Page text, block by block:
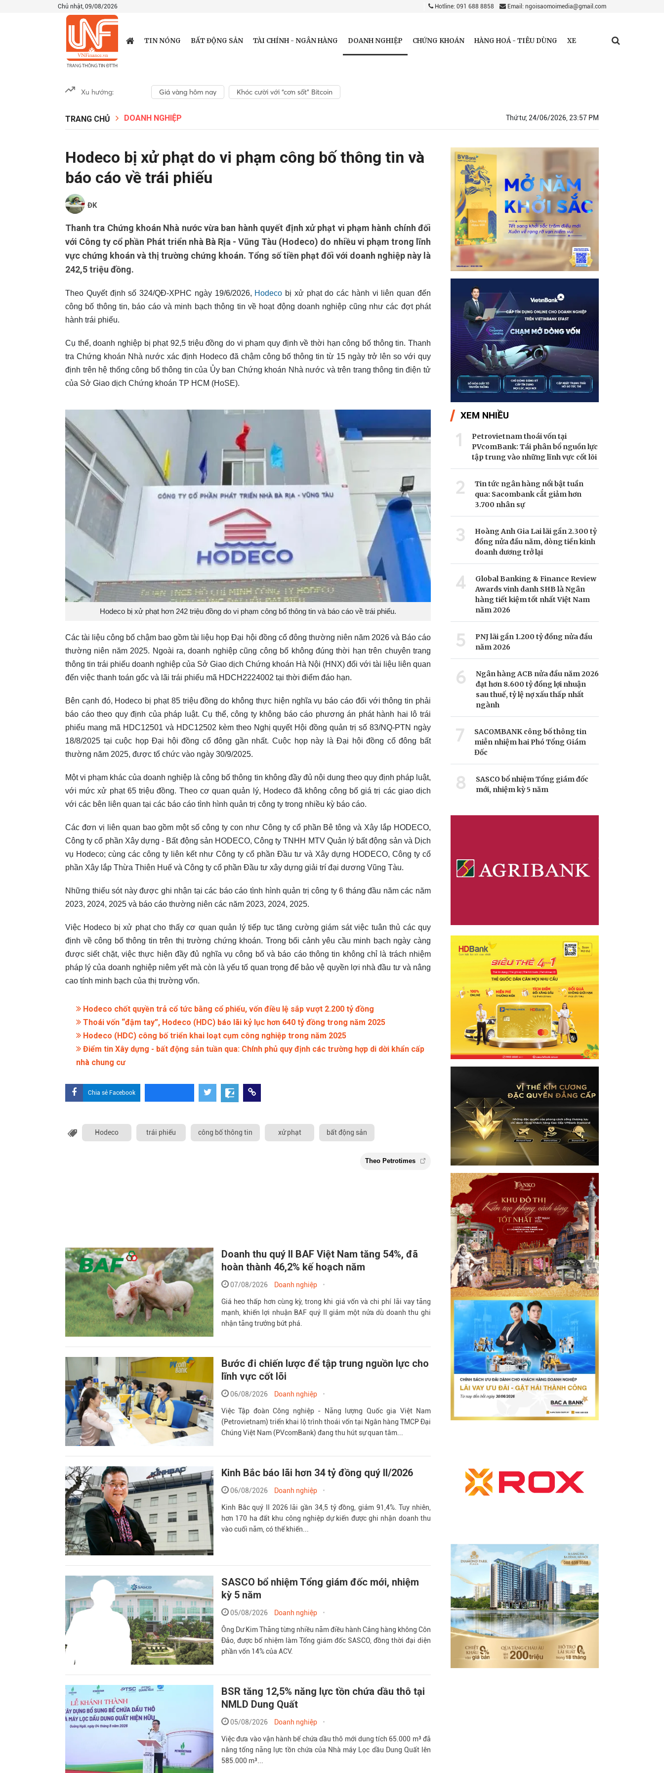
Chủ nhật, 09/08/2026 Hotline: 091 688 8858 Email: ngoisaomoimedia@gmail.com
TIN NÓNG BẤT ĐỘNG SẢN TÀI CHÍNH - NGÂN HÀNG DOANH NGHIỆP CHỨNG KHOÁN HÀNG HOÁ - TIÊU DÙNG XE
Xu hướng: Giá vàng hôm nay Khóc cười với “cơn sốt” Bitcoin
TRANG CHỦ DOANH NGHIỆP Thứ tư, 24/06/2026, 23:57 PM
Hodeco bị xử phạt do vi phạm công bố thông tin và
báo cáo về trái phiếu
ĐK
Thanh tra Chứng khoán Nhà nước vừa ban hành quyết định xử phạt vi phạm hành chính đối
với Công ty cổ phần Phát triển nhà Bà Rịa - Vũng Tàu (Hodeco) do nhiều vi phạm trong lĩnh
vực chứng khoán và thị trường chứng khoán. Tổng số tiền phạt đối với doanh nghiệp này là
242,5 triệu đồng.
Theo Quyết định số 324/QĐ-XPHC ngày 19/6/2026, Hodeco bị xử phạt do các hành vi liên quan đến
công bố thông tin, báo cáo và minh bạch thông tin về hoạt động doanh nghiệp cũng như các đợt phát
hành trái phiếu.
Cụ thể, doanh nghiệp bị phạt 92,5 triệu đồng do vi phạm quy định về thời hạn công bố thông tin. Thanh
tra Chứng khoán Nhà nước xác định Hodeco đã chậm công bố thông tin từ 15 ngày trở lên so với quy
định trên hệ thống công bố thông tin của Ủy ban Chứng khoán Nhà nước và trên trang thông tin điện tử
của Sở Giao dịch Chứng khoán TP HCM (HoSE).
Hodeco bị xử phạt hơn 242 triệu đồng do vi phạm công bố thông tin và báo cáo về trái phiếu.
Các tài liệu công bố chậm bao gồm tài liệu họp Đại hội đồng cổ đông thường niên năm 2026 và Báo cáo
thường niên năm 2025. Ngoài ra, doanh nghiệp cũng công bố không đúng thời hạn trên chuyên trang
thông tin trái phiếu doanh nghiệp của Sở Giao dịch Chứng khoán Hà Nội (HNX) đối với tài liệu liên quan
đến việc thanh toán gốc và lãi trái phiếu mã HDCH2224002 tại thời điểm đáo hạn.
Bên cạnh đó, Hodeco bị phạt 85 triệu đồng do không thực hiện nghĩa vụ báo cáo đối với thông tin phải
báo cáo theo quy định của pháp luật. Cụ thể, công ty không báo cáo phương án phát hành hai lô trái
phiếu mang mã HDC12501 và HDC12502 kèm theo Nghị quyết Hội đồng quản trị số 83/NQ-PTN ngày
18/8/2025 tại cuộc họp Đại hội đồng cổ đông gần nhất. Cuộc họp này là Đại hội đồng cổ đông bất
thường năm 2025, được tổ chức vào ngày 30/9/2025.
Một vi phạm khác của doanh nghiệp là công bố thông tin không đầy đủ nội dung theo quy định pháp luật,
với mức xử phạt 65 triệu đồng. Theo cơ quan quản lý, Hodeco đã không công bố giá trị các giao dịch
với các bên liên quan tại các báo cáo tình hình quản trị công ty trong nhiều kỳ báo cáo.
Các đơn vị liên quan bao gồm một số công ty con như Công ty cổ phần Bê tông và Xây lắp HODECO,
Công ty cổ phần Xây dựng - Bất động sản HODECO, Công ty TNHH MTV Quản lý bất động sản và Dịch
vụ Hodeco; cùng các công ty liên kết như Công ty cổ phần Đầu tư và Xây dựng HODECO, Công ty cổ
phần Xây lắp Thừa Thiên Huế và Công ty cổ phần Đầu tư xây dựng giải trí đại dương Vũng Tàu.
Những thiếu sót này được ghi nhận tại các báo cáo tình hình quản trị công ty 6 tháng đầu năm các năm
2023, 2024, 2025 và báo cáo thường niên các năm 2023, 2024, 2025.
Việc Hodeco bị xử phạt cho thấy cơ quan quản lý tiếp tục tăng cường giám sát việc tuân thủ các quy
định về công bố thông tin trên thị trường chứng khoán. Trong bối cảnh yêu cầu minh bạch ngày càng
được siết chặt, việc thực hiện đầy đủ nghĩa vụ công bố và báo cáo thông tin không chỉ là trách nhiệm
pháp lý của doanh nghiệp niêm yết mà còn là yếu tố quan trọng để bảo vệ quyền lợi nhà đầu tư và nâng
cao tính minh bạch của thị trường vốn.
Hodeco chốt quyền trả cổ tức bằng cổ phiếu, vốn điều lệ sắp vượt 2.200 tỷ đồng
Thoái vốn “đậm tay”, Hodeco (HDC) báo lãi kỷ lục hơn 640 tỷ đồng trong năm 2025
Hodeco (HDC) công bố triển khai loạt cụm công nghiệp trong năm 2025
Điểm tin Xây dựng - bất động sản tuần qua: Chính phủ quy định các trường hợp di dời khẩn cấp
nhà chung cư
Chia sẻ Facebook
Hodeco trái phiếu công bố thông tin xử phạt bất động sản
Theo Petrotimes
Doanh thu quý II BAF Việt Nam tăng 54%, đã
hoàn thành 46,2% kế hoạch năm
07/08/2026 Doanh nghiệp
Giá heo thấp hơn cùng kỳ, trong khi giá vốn và chi phí lãi vay tăng
mạnh, khiến lợi nhuận BAF quý II giảm một nửa dù doanh thu ghi
nhận tăng trưởng bứt phá.
Bước đi chiến lược để tập trung nguồn lực cho
lĩnh vực cốt lõi
06/08/2026 Doanh nghiệp
Việc Tập đoàn Công nghiệp - Năng lượng Quốc gia Việt Nam
(Petrovietnam) triển khai lộ trình thoái vốn tại Ngân hàng TMCP Đại
Chúng Việt Nam (PVcomBank) đang thu hút sự quan tâm...
Kinh Bắc báo lãi hơn 34 tỷ đồng quý II/2026
06/08/2026 Doanh nghiệp
Kinh Bắc quý II 2026 lãi gần 34,5 tỷ đồng, giảm 91,4%. Tuy nhiên,
hơn 170 ha đất khu công nghiệp dự kiến được ghi nhận doanh thu
vào cuối năm, có thể khiến...
SASCO bổ nhiệm Tổng giám đốc mới, nhiệm
kỳ 5 năm
05/08/2026 Doanh nghiệp
Ông Dư Kim Thăng từng nhiều năm điều hành Cảng hàng không Côn
Đảo, được bổ nhiệm làm Tổng giám đốc SASCO, đồng thời đại diện
phần vốn 14% của ACV.
BSR tăng 12,5% năng lực tồn chứa dầu thô tại
NMLD Dung Quất
05/08/2026 Doanh nghiệp
Việc đưa vào vận hành bể chứa dầu thô mới dung tích 65.000 m³ đã
nâng tổng năng lực tồn chứa của Nhà máy Lọc dầu Dung Quất lên
585.000 m³...
XEM NHIỀU
1
Petrovietnam thoái vốn tại
PVcomBank: Tái phân bổ nguồn lực
tập trung vào những lĩnh vực cốt lõi
2
Tin tức ngân hàng nổi bật tuần
qua: Sacombank cắt giảm hơn
3.700 nhân sự
3
Hoàng Anh Gia Lai lãi gần 2.300 tỷ
đồng nửa đầu năm, dòng tiền kinh
doanh dương trở lại
4
Global Banking & Finance Review
Awards vinh danh SHB là Ngân
hàng tiết kiệm tốt nhất Việt Nam
năm 2026
5
PNJ lãi gần 1.200 tỷ đồng nửa đầu
năm 2026
6
Ngân hàng ACB nửa đầu năm 2026
đạt hơn 8.600 tỷ đồng lợi nhuận
sau thuế, tỷ lệ nợ xấu thấp nhất
ngành
7
SACOMBANK công bố thông tin
miễn nhiệm hai Phó Tổng Giám
Đốc
8
SASCO bổ nhiệm Tổng giám đốc
mới, nhiệm kỳ 5 năm